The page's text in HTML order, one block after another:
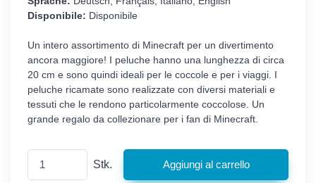
Disponibile: Disponibile
Un intero assortimento di Minecraft per un divertimento
ancora maggiore! I peluche hanno una lunghezza di circa
20 cm e sono quindi ideali per le coccole e per i viaggi. I
peluche ricamate sono realizzate con diversi materiali e
tessuti che le rendono particolarmente coccolose. Un
grande regalo da collezionare per i fan di Minecraft.
Stk.